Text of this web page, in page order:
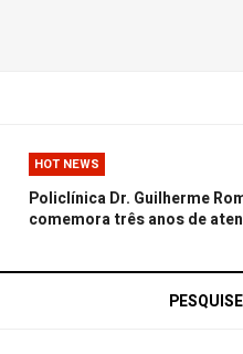
HOT NEWS
Policlínica Dr. Guilherme
comemora três anos de